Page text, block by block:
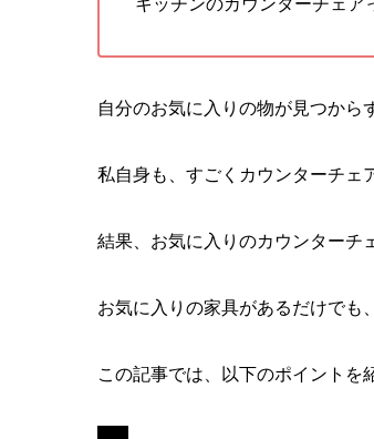
キッチンのカウンターチェア
自分のお気に入りの物が見つから
私自身も、すごくカウンターチェ
結果、お気に入りのカウンターチ
お気に入りの家具があるだけでも
この記事では、以下のポイントを